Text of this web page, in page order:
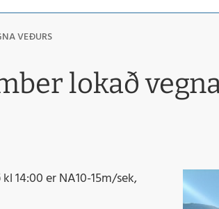
Svæðið
Vefmyndavélar
VEÐURS
lokað
14:00 er NA10-15m/sek,